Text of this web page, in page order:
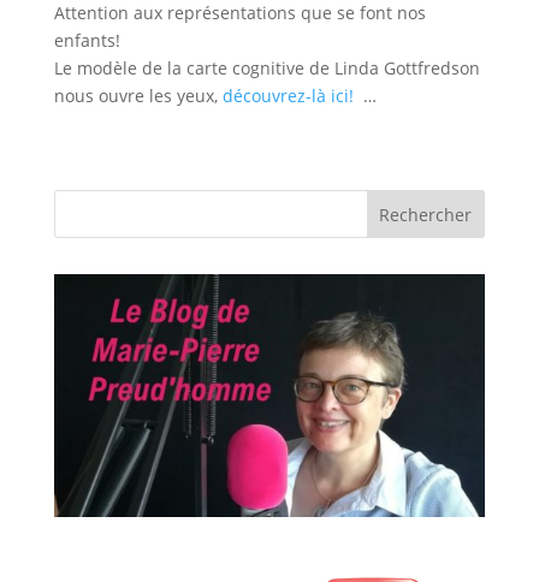
Attention aux représentations que se font nos
enfants!
Le modèle de la carte cognitive de Linda Gottfredson
nous ouvre les yeux, découvrez-là ici! …